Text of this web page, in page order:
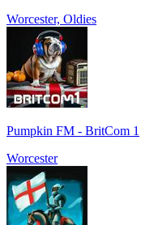
Worcester, Oldies
Pumpkin FM - BritCom 1
Worcester